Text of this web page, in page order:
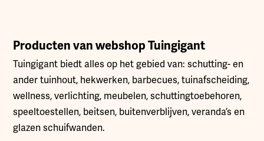
Producten van webshop Tuingigant
Tuingigant biedt alles op het gebied van: schutting- en
ander tuinhout, hekwerken, barbecues, tuinafscheiding,
wellness, verlichting, meubelen, schuttingtoebehoren,
speeltoestellen, beitsen, buitenverblijven, veranda’s en
glazen schuifwanden.